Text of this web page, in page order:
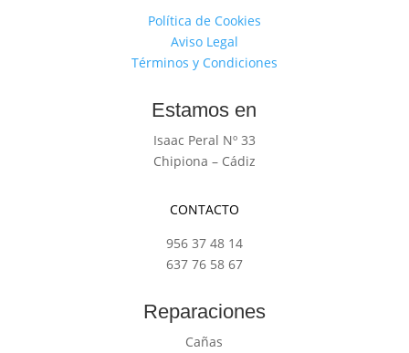
Política de Cookies
Aviso Legal
Términos y Condiciones
Estamos en
Isaac Peral Nº 33
Chipiona – Cádiz
CONTACTO
956 37 48 14
637 76 58 67
Reparaciones
Cañas